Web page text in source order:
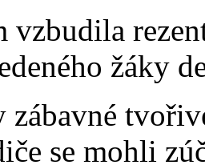
vzbudila
žáky
se mohli